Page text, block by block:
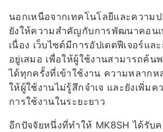
นอกเหนือจากเทคโนโลยีและความ
ยังให้ความสำคัญกับการพัฒนาคอน
เนื่อง เว็บไซต์มีการอัปเดตฟีเจอร์แ
อยู่เสมอ เพื่อให้ผู้ใช้งานสามารถค้
ได้ทุกครั้งที่เข้าใช้งาน ความหลาก
ให้ผู้ใช้งานไม่รู้สึกจำเจ และยังเพิ่ม
การใช้งานในระยะยาว
อีกปัจจัยหนึ่งที่ทำให้ MK8SH ได้รับ